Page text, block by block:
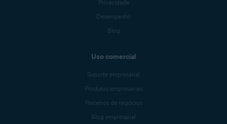
Privacidade
Desempenho
Blog
Uso comercial
Suporte empresarial
Produtos empresariais
Parceiros de negócios
Blog empresarial